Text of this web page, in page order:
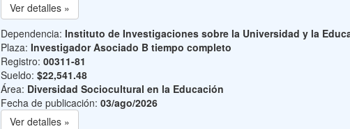
Ver detalles »
Dependencia: Instituto de Investigaciones sobre la Universidad y la
Plaza: Investigador Asociado B tiempo completo
Registro: 00311-81
Sueldo: $22,541.48
Área: Diversidad Sociocultural en la Educación
Fecha de publicación: 03/ago/2026
Ver detalles »